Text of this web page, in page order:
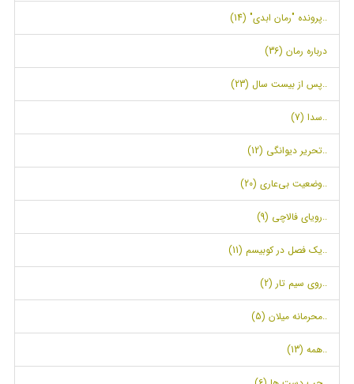
..پرونده "رمان ابدی" (14)
درباره رمان (36)
..پس از بیست سال (23)
..سدا (7)
..تحریر دیوانگی (12)
..وضعیت بی‌عاری (20)
..رویای فالاچی (9)
..یک فصل در کوبیسم (11)
..روی سیم تار (2)
..محرمانه میلان (5)
..همه (13)